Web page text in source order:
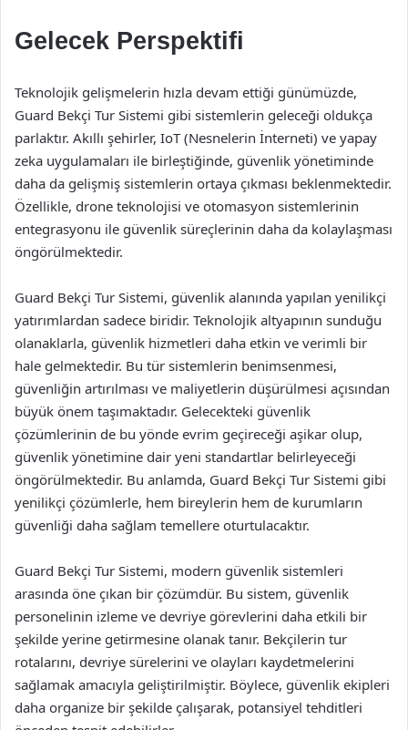
Gelecek Perspektifi
Teknolojik gelişmelerin hızla devam ettiği günümüzde,
Guard Bekçi Tur Sistemi gibi sistemlerin geleceği oldukça
parlaktır. Akıllı şehirler, IoT (Nesnelerin İnterneti) ve yapay
zeka uygulamaları ile birleştiğinde, güvenlik yönetiminde
daha da gelişmiş sistemlerin ortaya çıkması beklenmektedir.
Özellikle, drone teknolojisi ve otomasyon sistemlerinin
entegrasyonu ile güvenlik süreçlerinin daha da kolaylaşması
öngörülmektedir.
Guard Bekçi Tur Sistemi, güvenlik alanında yapılan yenilikçi
yatırımlardan sadece biridir. Teknolojik altyapının sunduğu
olanaklarla, güvenlik hizmetleri daha etkin ve verimli bir
hale gelmektedir. Bu tür sistemlerin benimsenmesi,
güvenliğin artırılması ve maliyetlerin düşürülmesi açısından
büyük önem taşımaktadır. Gelecekteki güvenlik
çözümlerinin de bu yönde evrim geçireceği aşikar olup,
güvenlik yönetimine dair yeni standartlar belirleyeceği
öngörülmektedir. Bu anlamda, Guard Bekçi Tur Sistemi gibi
yenilikçi çözümlerle, hem bireylerin hem de kurumların
güvenliği daha sağlam temellere oturtulacaktır.
Guard Bekçi Tur Sistemi, modern güvenlik sistemleri
arasında öne çıkan bir çözümdür. Bu sistem, güvenlik
personelinin izleme ve devriye görevlerini daha etkili bir
şekilde yerine getirmesine olanak tanır. Bekçilerin tur
rotalarını, devriye sürelerini ve olayları kaydetmelerini
sağlamak amacıyla geliştirilmiştir. Böylece, güvenlik ekipleri
daha organize bir şekilde çalışarak, potansiyel tehditleri